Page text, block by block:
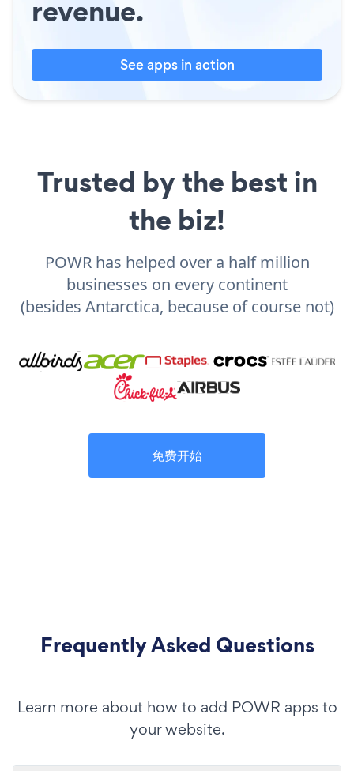
revenue.
See apps in action
Trusted by the best in
the biz!
POWR has helped over a half million
businesses on every continent
(besides Antarctica, because of course not)
免费开始
Frequently Asked Questions
Learn more about how to add POWR apps to
your website.